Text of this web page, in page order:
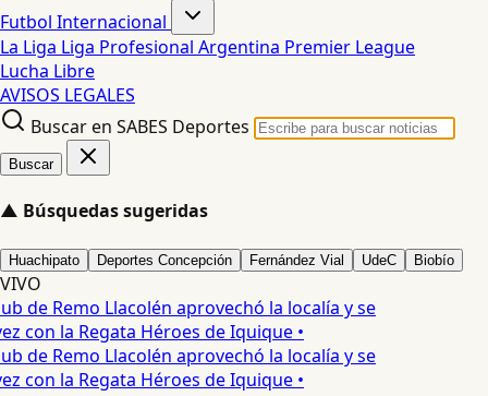
Futbol Internacional
La Liga Liga Profesional Argentina Premier League
Lucha Libre
AVISOS LEGALES
Buscar en SABES Deportes
Buscar
▲ Búsquedas sugeridas
Huachipato Deportes Concepción Fernández Vial UdeC Biobío
VIVO
de Remo Llacolén aprovechó la localía y se
con la Regata Héroes de Iquique •
de Remo Llacolén aprovechó la localía y se
con la Regata Héroes de Iquique •